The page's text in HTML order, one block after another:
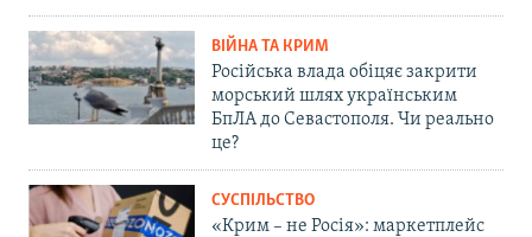
ВІЙНА ТА КРИМ
Російська влада обіцяє закрити
морський шлях українським
БпЛА до Севастополя. Чи реально
це?
СУСПІЛЬСТВО
«Крим – не Росія»: маркетплейс